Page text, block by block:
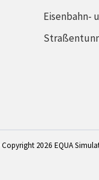
Eisenbahn-
Copyright 2026 EQUA